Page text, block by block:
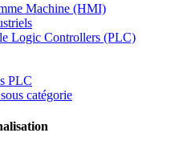
Machine (HMI)
Logic Controllers (PLC)
PLC
catégorie